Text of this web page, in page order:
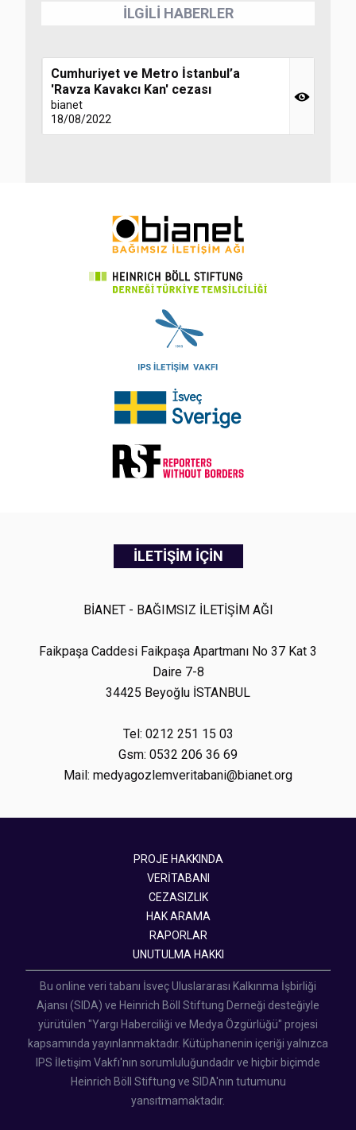
İLGİLİ HABERLER
Cumhuriyet ve Metro İstanbul’a
'Ravza Kavakcı Kan' cezası
bianet
18/08/2022
İLETİŞİM İÇİN
BİANET - BAĞIMSIZ İLETİŞİM AĞI
Faikpaşa Caddesi Faikpaşa Apartmanı No 37 Kat 3
Daire 7-8
34425 Beyoğlu İSTANBUL
Tel: 0212 251 15 03
Gsm: 0532 206 36 69
Mail: medyagozlemveritabani@bianet.org
PROJE HAKKINDA
VERİTABANI
CEZASIZLIK
HAK ARAMA
RAPORLAR
UNUTULMA HAKKI
Bu online veri tabanı İsveç Uluslararası Kalkınma İşbirliği
Ajansı (SIDA) ve Heinrich Böll Stiftung Derneği desteğiyle
yürütülen "Yargı Haberciliği ve Medya Özgürlüğü" projesi
kapsamında yayınlanmaktadır. Kütüphanenin içeriği yalnızca
IPS İletişim Vakfı'nın sorumluluğundadır ve hiçbir biçimde
Heinrich Böll Stiftung ve SIDA'nın tutumunu
yansıtmamaktadır.